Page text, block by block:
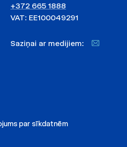
+372 665 1888
VAT: EE100049291
Saziņai ar medijiem:
par sīkdatnēm